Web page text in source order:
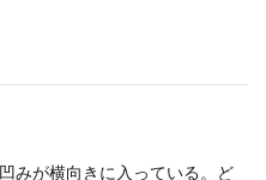
みが横向きに入っている。ど